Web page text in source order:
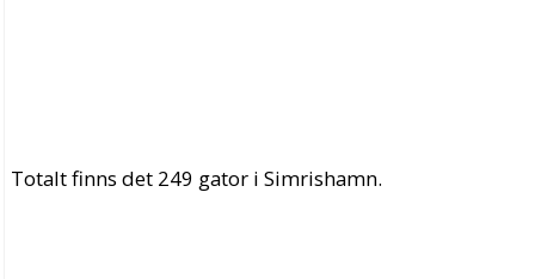
Totalt finns det 249 gator i Simrishamn.